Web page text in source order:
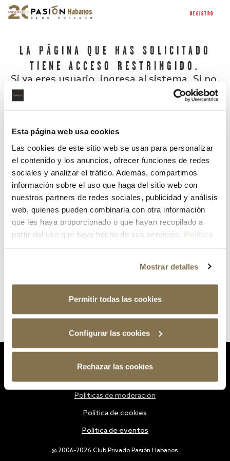
Esta página web usa cookies
Las cookies de este sitio web se usan para personalizar
el contenido y los anuncios, ofrecer funciones de redes
sociales y analizar el tráfico. Además, compartimos
información sobre el uso que haga del sitio web con
nuestros partners de redes sociales, publicidad y análisis
web, quienes pueden combinarla con otra información
que les haya proporcionado o que hayan recopilado a
partir del uso que haya hecho de sus servicios. Política
Mostrar detalles
Permitir todas las cookies
Configurar las cookies
Rechazar las cookies
REGISTRO
LA PÁGINA QUE HAS SOLICITADO
TIENE ACCESO RESTRINGIDO.
Si ya eres usuario, ingresa al sistema. Si no,
¿Has olvidado tu contraseña?
@ 2006-2026 Club Privado Pasión Habanos.
Políticas de moderación
Política de cookies
Política de eventos